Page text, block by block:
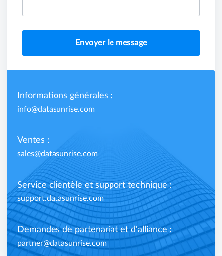
Envoyer le message
Informations générales :
info@datasunrise.com
Ventes :
sales@datasunrise.com
Service clientèle et support technique :
support.datasunrise.com
Demandes de partenariat et d'alliance :
partner@datasunrise.com